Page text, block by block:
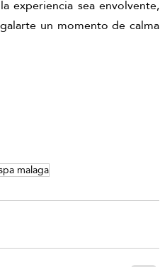
experiencia sea envolvente,
un momento de calma
malaga